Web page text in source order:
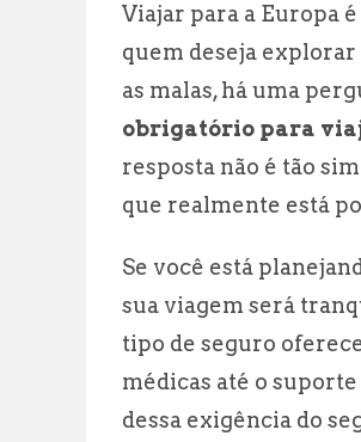
ai
l
at
s
A
p
p
e
g
r
a
m
Viajar para a Europa
quem deseja
as malas, há uma
obrigatório para
resposta não é tão
que realmente está
Se você está
sua viagem será
tipo de seguro
médicas até o
dessa exigência do